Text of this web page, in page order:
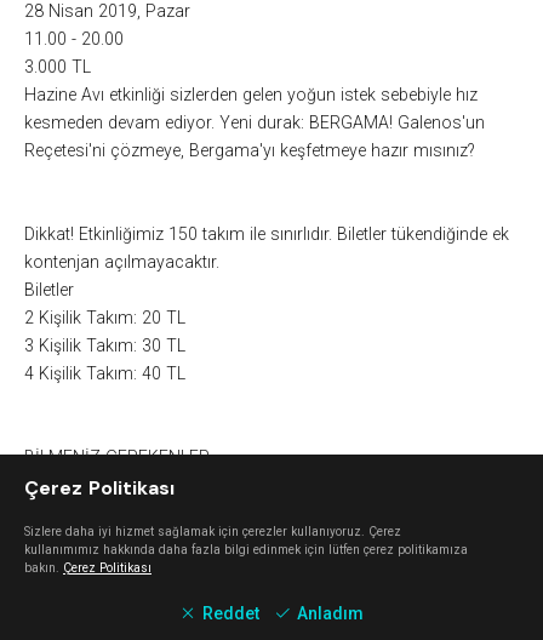
28 Nisan 2019, Pazar
11.00 - 20.00
3.000 TL
Hazine Avı etkinliği sizlerden gelen yoğun istek sebebiyle hız
kesmeden devam ediyor. Yeni durak: BERGAMA! Galenos'un
Reçetesi'ni çözmeye, Bergama'yı keşfetmeye hazır mısınız?
Dikkat! Etkinliğimiz 150 takım ile sınırlıdır. Biletler tükendiğinde ek
kontenjan açılmayacaktır.
Biletler
2 Kişilik Takım: 20 TL
3 Kişilik Takım: 30 TL
4 Kişilik Takım: 40 TL
BİLMENİZ GEREKENLER
Etkinliğe takım olarak gelmezsen kabul etmiyoruz.
için farklı mesleklerden kişiler bulmanı tavsiye ederiz.
Takım olarak 1 bilet alman bizim için yeterli.
Biletleri yalnızca Biletino sitesinden online olarak satın alabilirsin.
Çerez Politikası
Sizlere daha iyi hizmet sağlamak için çerezler kullanıyoruz. Çerez
kullanımımız hakkında daha fazla bilgi edinmek için lütfen çerez politikamıza
bakın. Çerez Politikası
Reddet Anladım